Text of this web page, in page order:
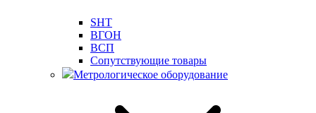
SHT
ВГОН
ВСП
Сопутствующие товары
Метрологическое оборудование